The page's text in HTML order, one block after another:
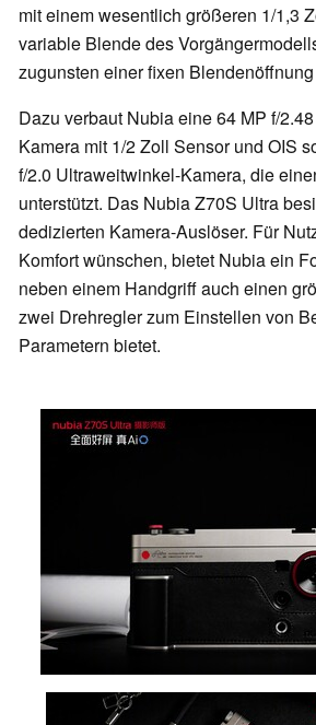
mit einem wesentlich größeren 1/1,3
variable Blende des
zugunsten einer fixen
Dazu verbaut Nubia eine 64 MP f/
Kamera mit 1/2 Zoll Sensor und OIS
f/2.0 Ultraweitwinkel-Kamera, die
unterstützt. Das Nubia Z70S Ultra
dedizierten Kamera-Auslöser. Für
Komfort wünschen, bietet Nubia ein
neben einem Handgriff auch einen
zwei Drehregler zum Einstellen von
Parametern bietet.